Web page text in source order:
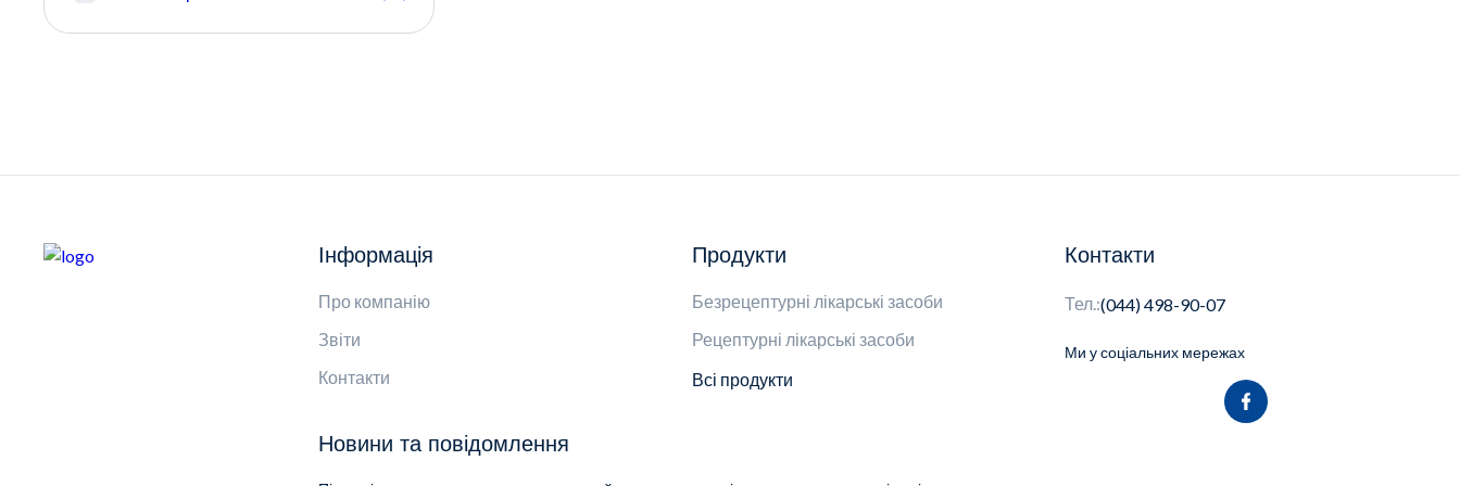
Інформація
Про компанію
Звіти
Контакти
Продукти
Безрецептурні лікарські засоби
Рецептурні лікарські засоби
Всі продукти
Контакти
Тел.:(044) 498-90-07
Ми у соціальних мережах
Новини та повідомлення